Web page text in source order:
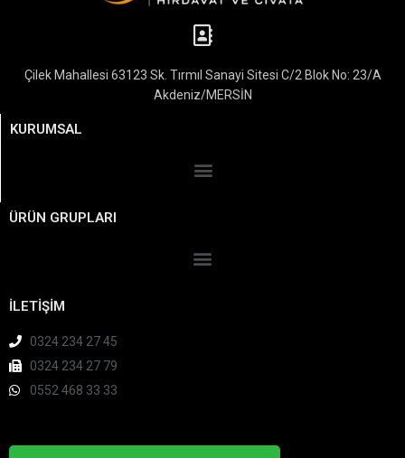
Çilek Mahallesi 63123 Sk. Tırmıl Sanayi Sitesi C/2 Blok No: 23/A
Akdeniz/MERSİN
KURUMSAL
ÜRÜN GRUPLARI
İLETİŞİM
0324 234 27 45
0324 234 27 79
0552 468 33 33